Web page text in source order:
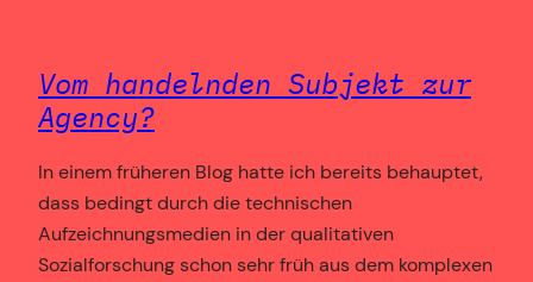
Vom handelnden Subjekt zur
Agency?
In einem früheren Blog hatte ich bereits behauptet,
dass bedingt durch die technischen
Aufzeichnungsmedien in der qualitativen
Sozialforschung schon sehr früh aus dem komplexen